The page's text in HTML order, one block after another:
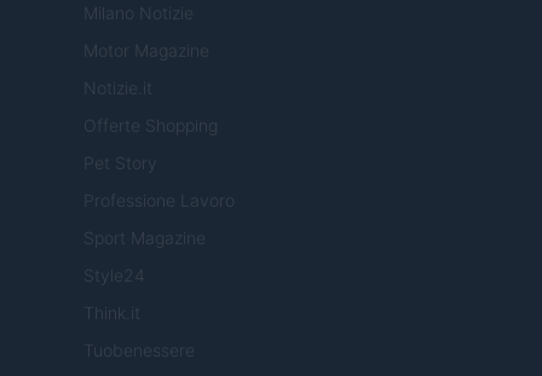
Milano Notizie
Motor Magazine
Notizie.it
Offerte Shopping
Pet Story
Professione Lavoro
Sport Magazine
Style24
Think.it
Tuobenessere